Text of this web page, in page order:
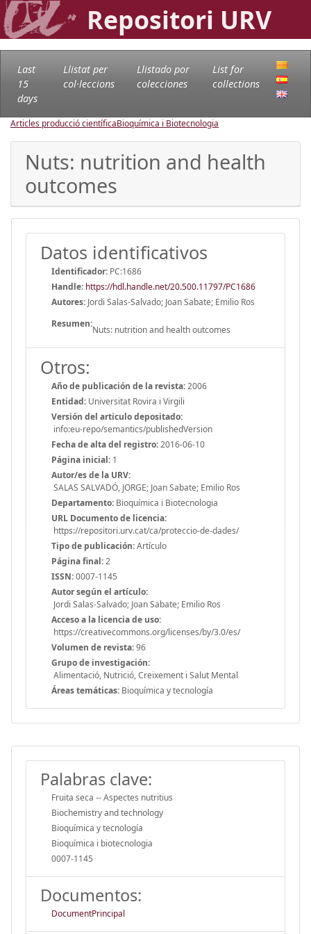
Repositori URV
Last
15
days
Llistat per
col·leccions
Llistado por
colecciones
List for
collections
Articles producció científicaBioquímica i Biotecnologia
Nuts: nutrition and health
outcomes
Datos identificativos
Identificador: PC:1686
Handle: https://hdl.handle.net/20.500.11797/PC1686
Autores: Jordi Salas-Salvado; Joan Sabate; Emilio Ros
Resumen:
Nuts: nutrition and health outcomes
Otros:
Año de publicación de la revista:2006
Entidad: Universitat Rovira i Virgili
Versión del articulo depositado:
info:eu-repo/semantics/publishedVersion
Fecha de alta del registro:2016-06-10
Página inicial: 1
Autor/es de la URV:
SALAS SALVADÓ, JORGE; Joan Sabate; Emilio Ros
Departamento: Bioquímica i Biotecnologia
URL Documento de licencia:
https://repositori.urv.cat/ca/proteccio-de-dades/
Tipo de publicación:Artículo
Página final:2
ISSN:0007-1145
Autor según el artículo:
Jordi Salas-Salvado; Joan Sabate; Emilio Ros
Acceso a la licencia de uso:
https://creativecommons.org/licenses/by/3.0/es/
Volumen de revista:96
Grupo de investigación:
Alimentació, Nutrició, Creixement i Salut Mental
Áreas temáticas: Bioquímica y tecnología
Palabras clave:
Fruita seca -- Aspectes nutritius
Biochemistry and technology
Bioquímica y tecnología
Bioquímica i biotecnologia
0007-1145
Documentos:
DocumentPrincipal